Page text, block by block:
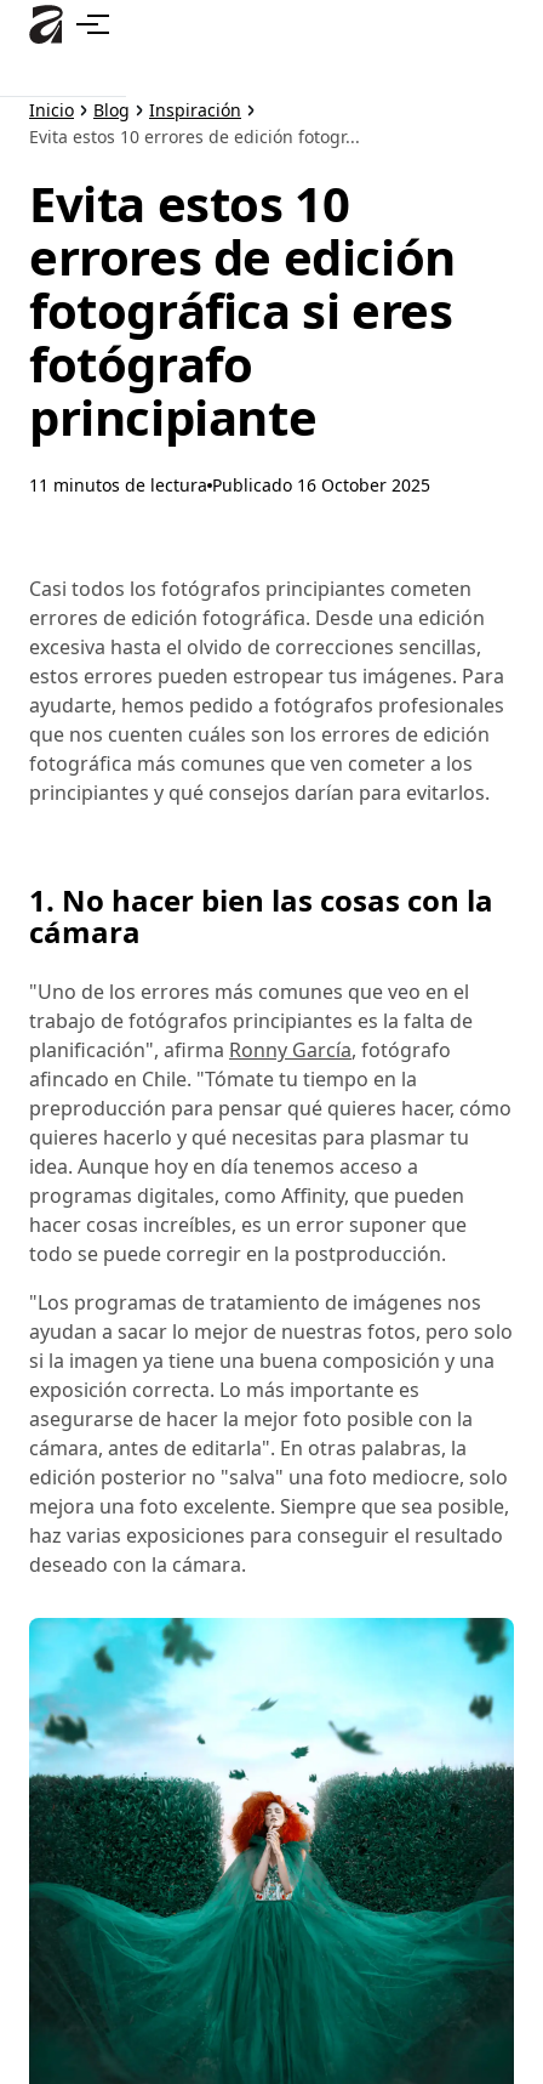
principal
Inicio Blog
Inspiración
Evita estos 10 errores de edición fotogr...
Evita estos 10
errores de edición
fotográfica si eres
fotógrafo
principiante
11 minutos de lectura Publicado 16 October 2025
Casi todos los fotógrafos principiantes cometen
errores de edición fotográfica. Desde una edición
excesiva hasta el olvido de correcciones sencillas,
estos errores pueden estropear tus imágenes. Para
ayudarte, hemos pedido a fotógrafos profesionales
que nos cuenten cuáles son los errores de edición
fotográfica más comunes que ven cometer a los
principiantes y qué consejos darían para evitarlos.
1. No hacer bien las cosas con la
cámara
"Uno de los errores más comunes que veo en el
trabajo de fotógrafos principiantes es la falta de
planificación", afirma Ronny García, fotógrafo
afincado en Chile. "Tómate tu tiempo en la
preproducción para pensar qué quieres hacer, cómo
quieres hacerlo y qué necesitas para plasmar tu
idea. Aunque hoy en día tenemos acceso a
programas digitales, como Affinity, que pueden
hacer cosas increíbles, es un error suponer que
todo se puede corregir en la postproducción.
"Los programas de tratamiento de imágenes nos
ayudan a sacar lo mejor de nuestras fotos, pero solo
si la imagen ya tiene una buena composición y una
exposición correcta. Lo más importante es
asegurarse de hacer la mejor foto posible con la
cámara, antes de editarla". En otras palabras, la
edición posterior no "salva" una foto mediocre, solo
mejora una foto excelente. Siempre que sea posible,
haz varias exposiciones para conseguir el resultado
deseado con la cámara.